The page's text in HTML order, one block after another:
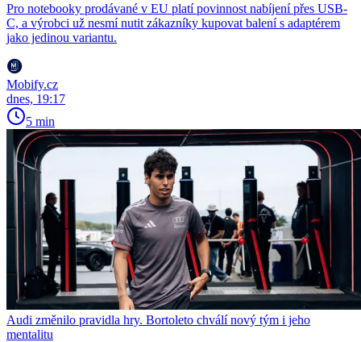
Pro notebooky prodávané v EU platí povinnost nabíjení přes USB-
C, a výrobci už nesmí nutit zákazníky kupovat balení s adaptérem
jako jedinou variantu.
Mobify.cz
dnes, 19:17
5 min
Audi změnilo pravidla hry. Bortoleto chválí nový tým i jeho
mentalitu